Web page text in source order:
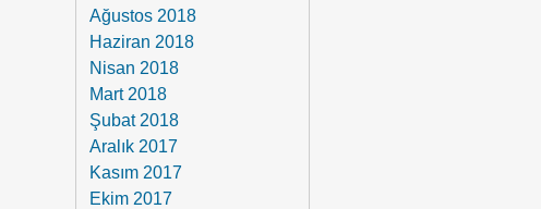
Ağustos 2018
Haziran 2018
Nisan 2018
Mart 2018
Şubat 2018
Aralık 2017
Kasım 2017
Ekim 2017